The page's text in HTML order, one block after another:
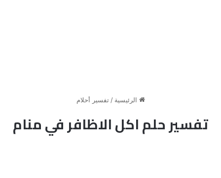
الرئيسية / تفسير أحلام
تفسير حلم اكل الاظافر في منام